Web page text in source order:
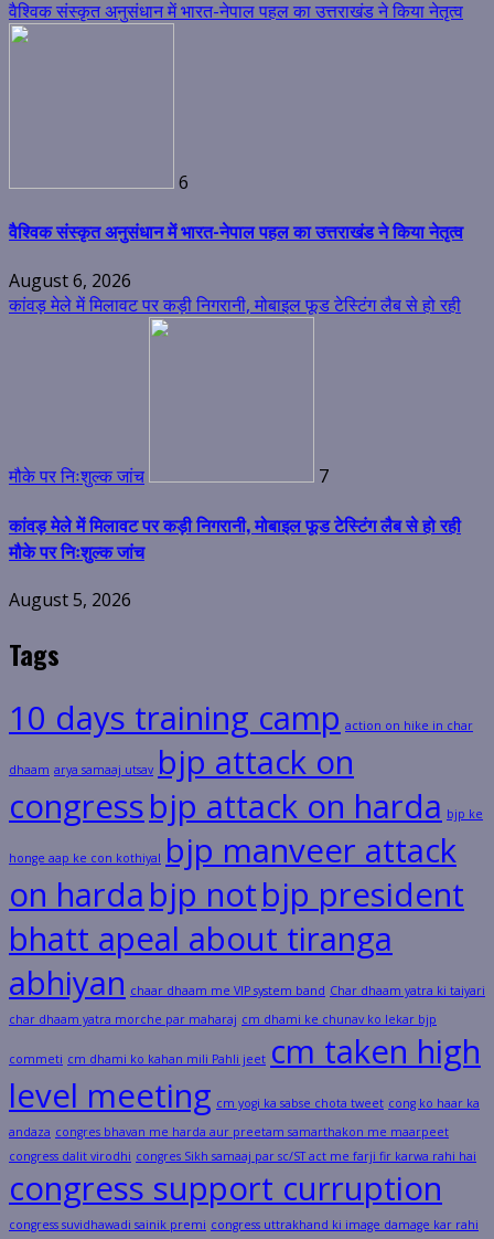
वैश्विक संस्कृत अनुसंधान में भारत-नेपाल पहल का उत्तराखंड ने किया नेतृत्व
6
वैश्विक संस्कृत अनुसंधान में भारत-नेपाल पहल का उत्तराखंड ने किया नेतृत्व
August 6, 2026
कांवड़ मेले में मिलावट पर कड़ी निगरानी, मोबाइल फूड टेस्टिंग लैब से हो रही
मौके पर निःशुल्क जांच 7
कांवड़ मेले में मिलावट पर कड़ी निगरानी, मोबाइल फूड टेस्टिंग लैब से हो रही
मौके पर निःशुल्क जांच
August 5, 2026
Tags
10 days training camp action on hike in char
dhaam arya samaaj utsav bjp attack on
congressbjp attack on harda bjp ke
honge aap ke con kothiyal bjp manveer attack
on harda bjp notbjp president
bhatt apeal about tiranga
abhiyan chaar dhaam me VIP system band Char dhaam yatra ki taiyari
char dhaam yatra morche par maharaj cm dhami ke chunav ko lekar bjp
commeti cm dhami ko kahan mili Pahli jeet cm taken high
level meeting cm yogi ka sabse chota tweet cong ko haar ka
andaza congres bhavan me harda aur preetam samarthakon me maarpeet
congress dalit virodhi congres Sikh samaaj par sc/ST act me farji fir karwa rahi hai
congress support curruption
congress suvidhawadi sainik premi congress uttrakhand ki image damage kar rahi